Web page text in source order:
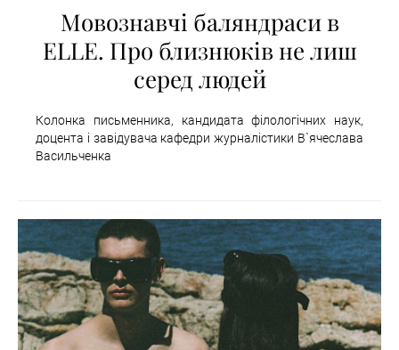
Мовознавчі баляндраси в
ELLE. Про близнюків не лиш
серед людей
Колонка письменника, кандидата філологічних наук,
доцента і завідувача кафедри журналістики В`ячеслава
Васильченка